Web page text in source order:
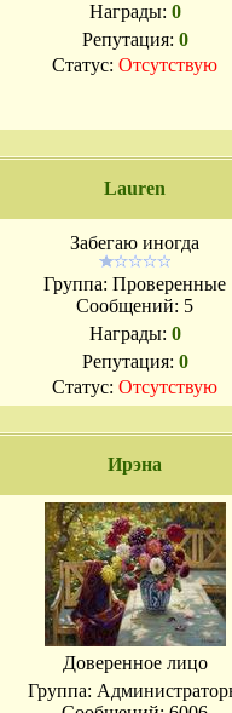
Награды: 0
Репутация: 0
Статус: Отсутствую
Lauren
Забегаю иногда
Группа: Проверенные
Сообщений: 5
Награды: 0
Репутация: 0
Статус: Отсутствую
Ирэна
Доверенное лицо
Группа: